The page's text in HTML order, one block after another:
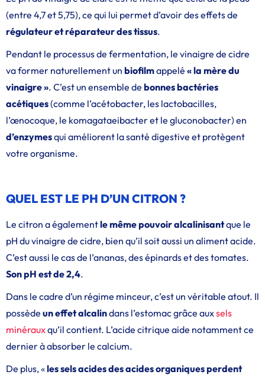
(entre 4,7 et 5,75), ce qui lui permet d’avoir des effets de
régulateur et réparateur des tissus.
Pendant le processus de fermentation, le vinaigre de cidre
va former naturellement un biofilmappelé « la mère du
vinaigre ». C’est un ensemble de bonnes bactéries
acétiques(comme l’acétobacter, les lactobacilles,
l’œnocoque, le komagataeibacter et le gluconobacter) en
d’enzymesqui améliorent la santé digestive et protègent
votre organisme.
QUEL EST LE PH D’UN CITRON ?
Le citron a égalementle même pouvoir alcalinisantque le
pH du vinaigre de cidre, bien qu’il soit aussi un aliment acide.
C’est aussi le cas de l’ananas, des épinards et des tomates.
Son pH est de 2,4.
Dans le cadre d’un régime minceur, c’est un véritable atout. Il
possède un effet alcalindans l’estomac grâce auxsels
minérauxqu’il contient. L’acide citrique aide notamment ce
dernier à absorber le calcium.
De plus, «les sels acides des acides organiques perdent